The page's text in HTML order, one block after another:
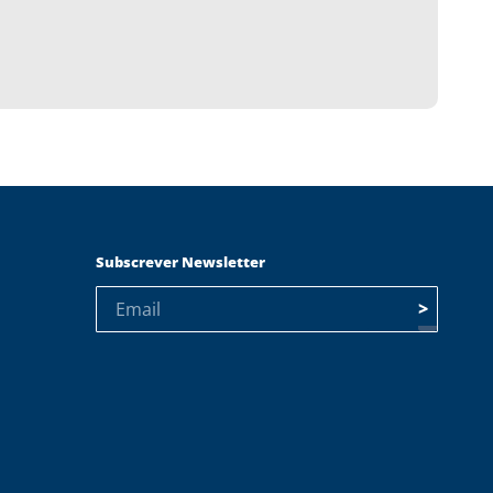
Subscrever Newsletter
>